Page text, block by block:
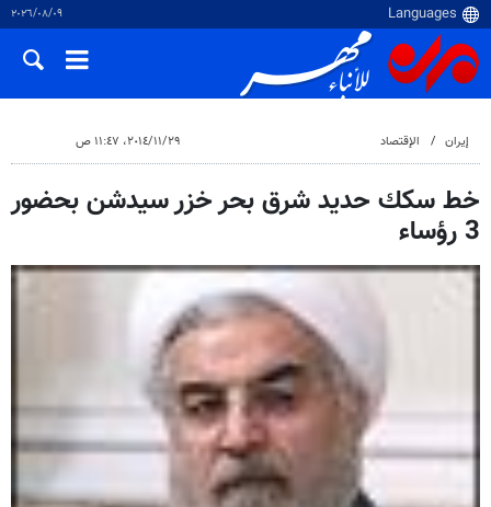
٠٩‏/٠٨‏/٢٠٢٦
إيران الإقتصاد ٢٩‏/١١‏/٢٠١٤، ١١:٤٧ ص
خط سكك حديد شرق بحر خزر سيدشن بحضور
3 رؤساء